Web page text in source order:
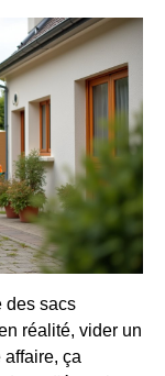
des sacs
réalité, vider un
affaire, ça